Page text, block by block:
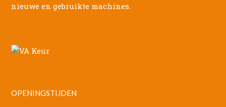
nieuwe en gebruikte machines.
OPENINGSTIJDEN